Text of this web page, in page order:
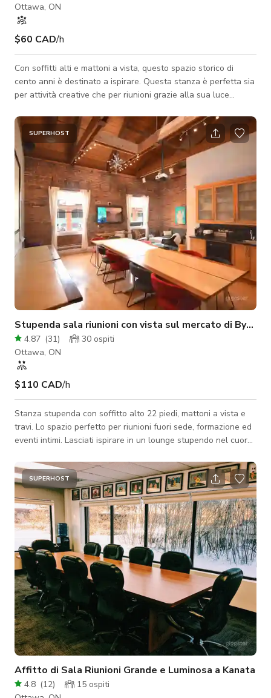
Ottawa, ON
$60 CAD/h
Con soffitti alti e mattoni a vista, questo spazio storico di
cento anni è destinato a ispirare. Questa stanza è perfetta sia
per attività creative che per riunioni grazie alla sua luce
cuore dell'attrazione turistica di Ottawa, sarai a pochi passi da
tutta l'azione. Nota: è richiesto un supplemento per pulizie
aggiuntive da $50 a $125 per catering e eventi sociali.
SUPERHOST
Stupenda sala riunioni con vista sul mercato di Byward
4.87 (31) 30 ospiti
Ottawa, ON
$110 CAD/h
Stanza stupenda con soffitto alto 22 piedi, mattoni a vista e
travi. Lo spazio perfetto per riunioni fuori sede, formazione ed
eventi intimi. Lasciati ispirare in un lounge stupendo nel cuore
display TV, lavagna, flipchart.
SUPERHOST
Affitto di Sala Riunioni Grande e Luminosa a Kanata
4.8 (12) 15 ospiti